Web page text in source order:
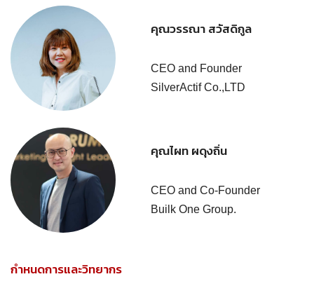
คุณวรรณา สวัสดิกูล
CEO and Founder
SilverActif Co.,LTD
คุณไผท ผดุงถิ่น
CEO and Co-Founder
Builk One Group.
กำหนดการและวิทยากร